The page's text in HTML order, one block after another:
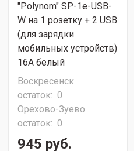
"Polynom" SP-1e-USB-
W на 1 розетку + 2 USB
(для зарядки
мобильных устройств)
16А белый
Воскресенск
остаток: 0
Орехово-Зуево
остаток: 0
945 руб.